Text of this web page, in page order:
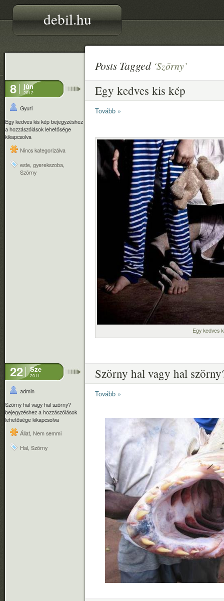
debil.hu
Posts Tagged ‘Szörny’
8 jún
2012
Gyuri
Egy kedves kis kép bejegyzéshez
a hozzászólások lehetősége
kikapcsolva
Nincs kategorizálva
este, gyerekszoba,
Szörny
Egy kedves kis kép
Tovább »
Egy kedves
22 Sze
2011
admin
Szörny hal vagy hal szörny?
bejegyzéshez a hozzászólások
lehetősége kikapcsolva
Állat Nem semmi
Hal Szörny
Szörny hal vagy hal
Tovább »